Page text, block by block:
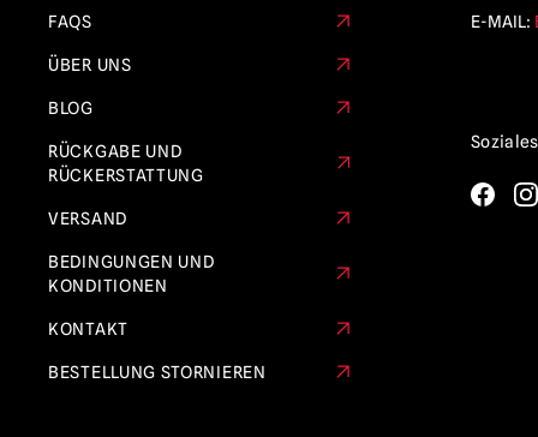
FAQS
ÜBER UNS
BLOG
RÜCKGABE UND
RÜCKERSTATTUNG
VERSAND
BEDINGUNGEN UND
KONDITIONEN
KONTAKT
BESTELLUNG STORNIEREN
E-MAIL:
Soziales